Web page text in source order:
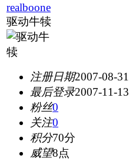
realboone
驱动牛犊
注册日期2007-08-31
最后登录2007-11-13
粉丝0
关注0
积分70分
威望8点